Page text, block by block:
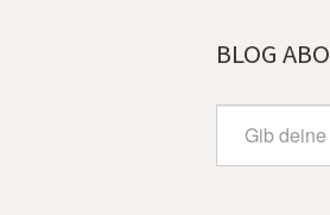
BLOG ABO
deine
E-